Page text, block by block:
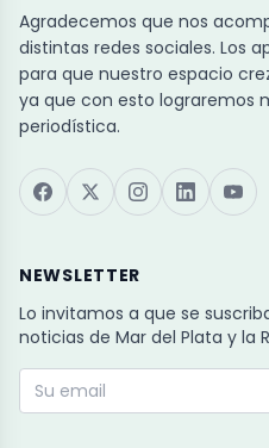
Agradecemos que nos
distintas redes sociales. Los
para que nuestro espacio
ya que con esto lograremos
periodística.
NEWSLETTER
Lo invitamos a que se
noticias de Mar del Plata y la